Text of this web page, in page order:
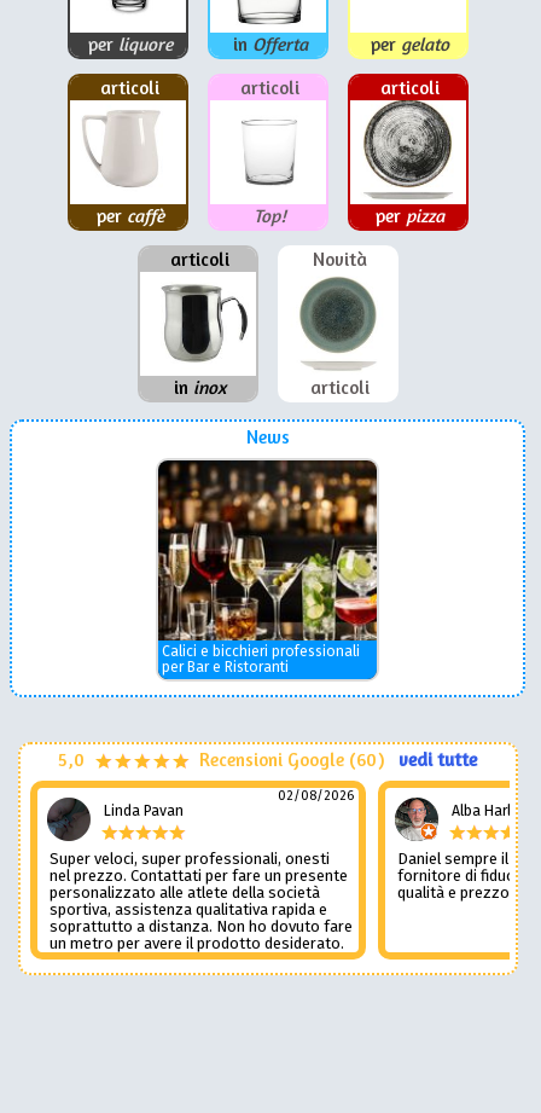
per liquore in Offerta per gelato
articoli
per caffè
articoli
Top!
articoli
per pizza
articoli
in inox
Novità
articoli
News
Calici e bicchieri professionali
per Bar e Ristoranti
5,0 Recensioni Google (60) vedi tutte
Linda Pavan
02/08/2026
Super veloci, super professionali, onesti
nel prezzo. Contattati per fare un presente
personalizzato alle atlete della società
sportiva, assistenza qualitativa rapida e
soprattutto a distanza. Non ho dovuto fare
un metro per avere il prodotto desiderato.
Una assistenza del genere è rara e
preziosa. Credo li contatterò ancora in
Alba Harley
Daniel sempre il
fornitore di fiducia
qualità e prezzo